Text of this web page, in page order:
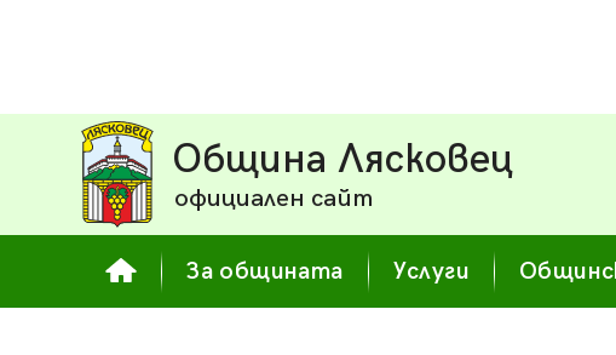
Община Лясковец
официален сайт
За общината Услуги